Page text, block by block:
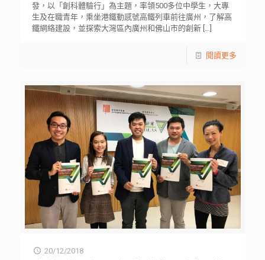
發，以「創科體驗行」為主題，率領500多位中學生，大專
生及在職青年，乘坐港鐵動感號高鐵列車前往廣州，了解高
鐵網絡建設，並探索大灣區內廣州和佛山市的創新[…]
閱讀更多
20/12/2018